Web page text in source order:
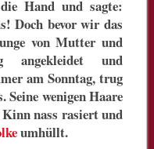
Hand und sagte:
Doch bevor wir das
von Mutter und
angekleidet und
am Sonntag, trug
Seine wenigen Haare
nass rasiert und
umhüllt.